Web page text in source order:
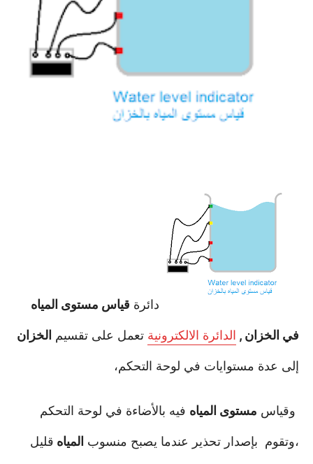
دائرة قياس مستوى المياه
في الخزان , الدائرة الالكترونية تعمل على تقسيم الخزان
إلى عدة مستوايات في لوحة التحكم،
وقياس مستوى المياه فيه بالأضاءة في لوحة التحكم
،وتقوم بإصدار تحذير عندما يصبح منسوب المياه قليل